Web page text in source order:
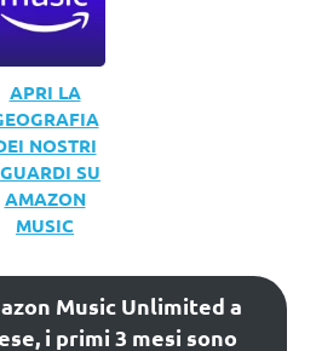
APRI LA
NOSTRI
SU
AMAZON
MUSIC
Music Unlimited a
i primi 3 mesi sono